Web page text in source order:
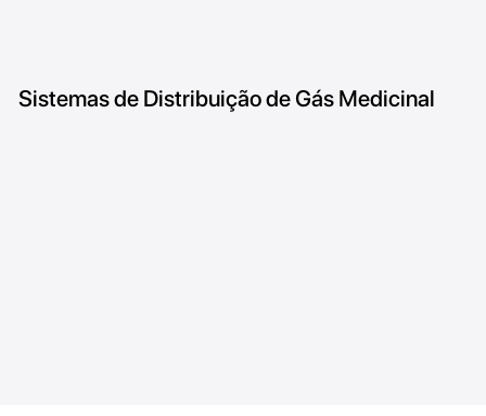
Sistemas de Distribuição de Gás Medicinal